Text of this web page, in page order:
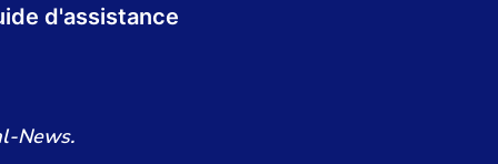
d'assistance
News.